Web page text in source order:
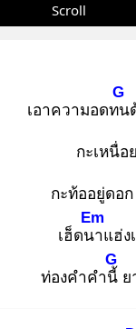
Scroll
เอาความอดทน
G
กะเหนื่อ
กะท้ออยู่ดอ
เฮ็ดนา
Em
แฮ่ง
ท่องคำคำนี้
G
ย